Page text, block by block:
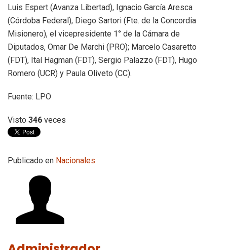
Luis Espert (Avanza Libertad), Ignacio García Aresca
(Córdoba Federal), Diego Sartori (Fte. de la Concordia
Misionero), el vicepresidente 1° de la Cámara de
Diputados, Omar De Marchi (PRO); Marcelo Casaretto
(FDT), Itaí Hagman (FDT), Sergio Palazzo (FDT), Hugo
Romero (UCR) y Paula Oliveto (CC).
Fuente: LPO
Visto 346 veces
Publicado en Nacionales